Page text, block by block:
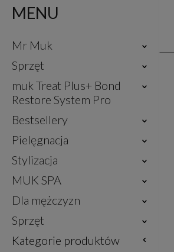
MENU
Mr Muk
Sprzęt
muk Treat Plus+ Bond
Restore System Pro
Bestsellery
Pielęgnacja
Stylizacja
MUK SPA
Dla mężczyzn
Sprzęt
Kategorie produktów